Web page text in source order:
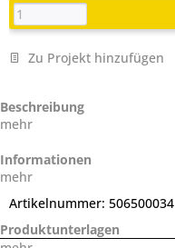
Zu Projekt hinzufügen
Beschreibung
mehr
Informationen
mehr
Artikelnummer: 506500034
Produktunterlagen